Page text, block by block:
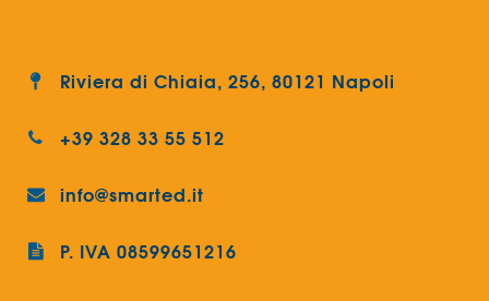
Riviera di Chiaia, 256, 80121 Napoli
+39 328 33 55 512
info@smarted.it
P. IVA 08599651216